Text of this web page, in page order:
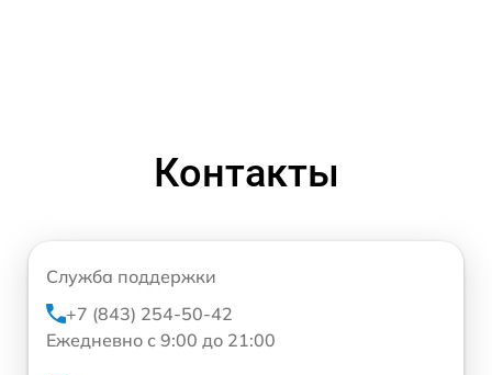
Контакты
Служба поддержки
+7 (843) 254-50-42
Ежедневно с 9:00 до 21:00